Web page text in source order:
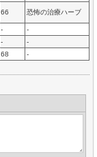
66 恐怖の治療ハーブ
-
-
-
-
68 -